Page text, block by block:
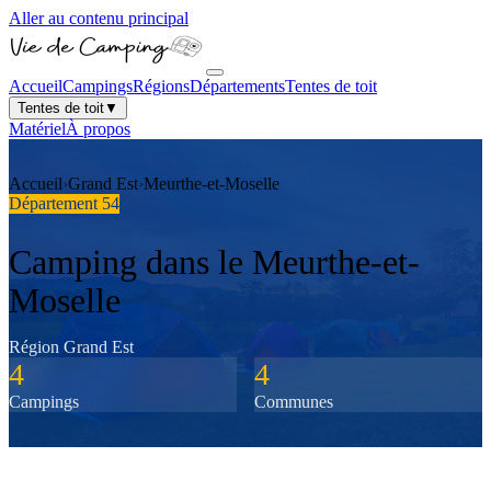
Aller au contenu principal
AccueilCampingsRégionsDépartementsTentes de toit
Tentes de toit▼
MatérielÀ propos
Accueil›Grand Est›Meurthe-et-Moselle
Département 54
Camping dans le Meurthe-et-
Moselle
Région Grand Est
4
Campings
4
Communes